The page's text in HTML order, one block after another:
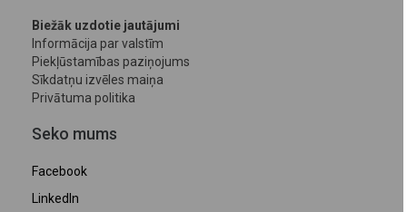
Biežāk uzdotie jautājumi
Informācija par valstīm
Piekļūstamības paziņojums
Sīkdatņu izvēles maiņa
Privātuma politika
Seko mums
Facebook
LinkedIn